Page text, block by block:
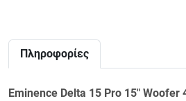
Πληροφορίες
Eminence Delta 15 Pro 15" Woofer